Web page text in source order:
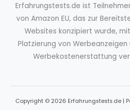
Erfahrungstests.de ist
von Amazon EU, das zur
Websites konzipiert wurde,
Platzierung von Werbeanzeigen
Werbekostenerstattung
Copyright © 2026 Erfahrungstests.de |